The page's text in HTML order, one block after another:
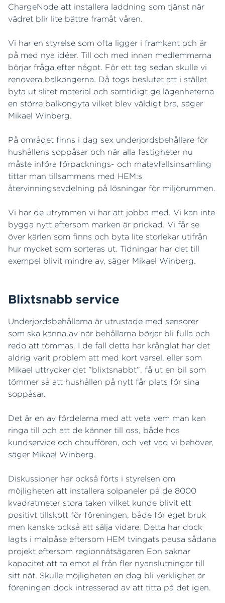
ChargeNode att installera laddning som tjänst när
vädret blir lite bättre framåt våren.
Vi har en styrelse som ofta ligger i framkant och är
på med nya idéer. Till och med innan medlemmarna
börjar fråga efter något. För ett tag sedan skulle vi
renovera balkongerna. Då togs beslutet att i stället
byta ut slitet material och samtidigt ge lägenheterna
en större balkongyta vilket blev väldigt bra, säger
Mikael Winberg.
På området finns i dag sex underjordsbehållare för
hushållens soppåsar och när alla fastigheter nu
måste införa förpacknings- och matavfallsinsamling
tittar man tillsammans med HEM:s
återvinningsavdelning på lösningar för miljörummen.
Vi har de utrymmen vi har att jobba med. Vi kan inte
bygga nytt eftersom marken är prickad. Vi får se
över kärlen som finns och byta lite storlekar utifrån
hur mycket som sorteras ut. Tidningar har det till
exempel blivit mindre av, säger Mikael Winberg.
Blixtsnabb service
Underjordsbehållarna är utrustade med sensorer
som ska känna av när behållarna börjar bli fulla och
redo att tömmas. I de fall detta har krånglat har det
aldrig varit problem att med kort varsel, eller som
Mikael uttrycker det ”blixtsnabbt”, få ut en bil som
tömmer så att hushållen på nytt får plats för sina
soppåsar.
Det är en av fördelarna med att veta vem man kan
ringa till och att de känner till oss, både hos
kundservice och chauffören, och vet vad vi behöver,
säger Mikael Winberg.
Diskussioner har också förts i styrelsen om
möjligheten att installera solpaneler på de 8000
kvadratmeter stora taken vilket kunde blivit ett
positivt tillskott för föreningen, både för eget bruk
men kanske också att sälja vidare. Detta har dock
lagts i malpåse eftersom HEM tvingats pausa sådana
projekt eftersom regionnätsägaren Eon saknar
kapacitet att ta emot el från fler nyanslutningar till
sitt nät. Skulle möjligheten en dag bli verklighet är
föreningen dock intresserad av att titta på det igen.